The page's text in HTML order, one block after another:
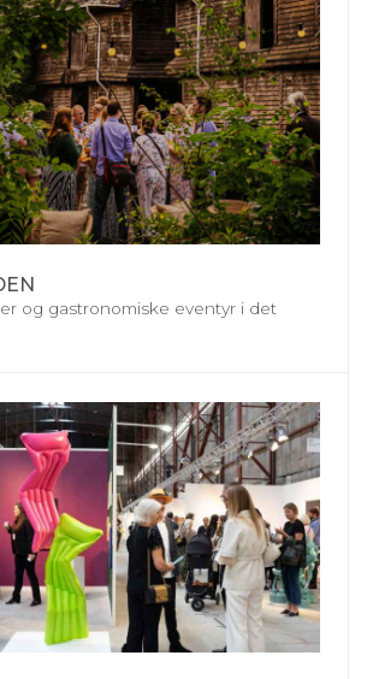
og gastronomiske eventyr i det